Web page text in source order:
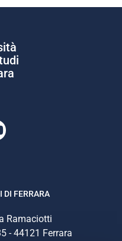
Youtube
DI FERRARA
Ramaciotti
- 44121 Ferrara